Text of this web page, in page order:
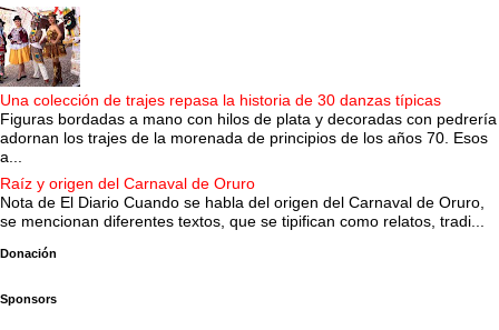
Una colección de trajes repasa la historia de 30 danzas típicas
Figuras bordadas a mano con hilos de plata y decoradas con pedrería
adornan los trajes de la morenada de principios de los años 70. Esos
a...
Raíz y origen del Carnaval de Oruro
Nota de El Diario Cuando se habla del origen del Carnaval de Oruro,
se mencionan diferentes textos, que se tipifican como relatos, tradi...
Donación
Sponsors